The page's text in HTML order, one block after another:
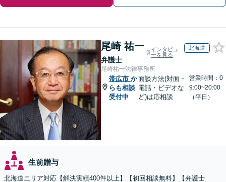
尾崎 祐一
弁護士
インタビュ
ーを見る
北海道
尾崎祐一法律事務所
帯広市 か
らも相談
受付中
面談方法(対面・
電話・ビデオな
ど)は応相談
営業時間：0
9:00~20:00
（平日）
生前贈与
北海道エリア対応【解決実績400件以上】【初回相談無料】【弁護士